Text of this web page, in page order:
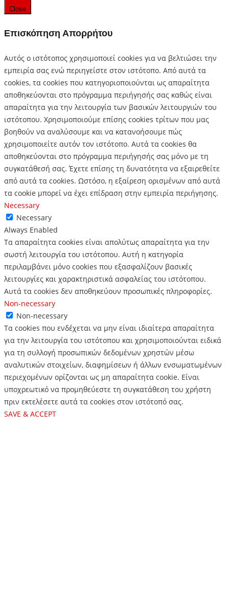
Close
Επισκόπηση Απορρήτου
Αυτός ο ιστότοπος χρησιμοποιεί cookies για να βελτιώσει την
εμπειρία σας ενώ περιηγείστε στον ιστότοπο. Από αυτά τα
cookies, τα cookies που κατηγοριοποιούνται ως απαραίτητα
αποθηκεύονται στο πρόγραμμα περιήγησής σας καθώς είναι
απαραίτητα για την λειτουργία των βασικών λειτουργιών του
ιστότοπου. Χρησιμοποιούμε επίσης cookies τρίτων που μας
βοηθούν να αναλύσουμε και να κατανοήσουμε πώς
χρησιμοποιείτε αυτόν τον ιστότοπο. Αυτά τα cookies θα
αποθηκεύονται στο πρόγραμμα περιήγησής σας μόνο με τη
συγκατάθεσή σας. Έχετε επίσης τη δυνατότητα να εξαιρεθείτε
από αυτά τα cookies. Ωστόσο, η εξαίρεση ορισμένων από αυτά
τα cookie μπορεί να έχει επίδραση στην εμπειρία περιήγησης.
Necessary
Necessary
Always Enabled
Τα απαραίτητα cookies είναι απολύτως απαραίτητα για την
σωστή λειτουργία του ιστότοπου. Αυτή η κατηγορία
περιλαμβάνει μόνο cookies που εξασφαλίζουν βασικές
λειτουργίες και χαρακτηριστικά ασφαλείας του ιστότοπου.
Αυτά τα cookies δεν αποθηκεύουν προσωπικές πληροφορίες.
Non-necessary
Non-necessary
Τα cookies που ενδέχεται να μην είναι ιδιαίτερα απαραίτητα
για την λειτουργία του ιστότοπου και χρησιμοποιούνται ειδικά
για τη συλλογή προσωπικών δεδομένων χρηστών μέσω
αναλυτικών στοιχείων, διαφημίσεων ή άλλων ενσωματωμένων
περιεχομένων ορίζονται ως μη απαραίτητα cookie. Είναι
υποχρεωτικό να προμηθεύεστε τη συγκατάθεση του χρήστη
πριν εκτελέσετε αυτά τα cookies στον ιστότοπό σας.
SAVE & ACCEPT